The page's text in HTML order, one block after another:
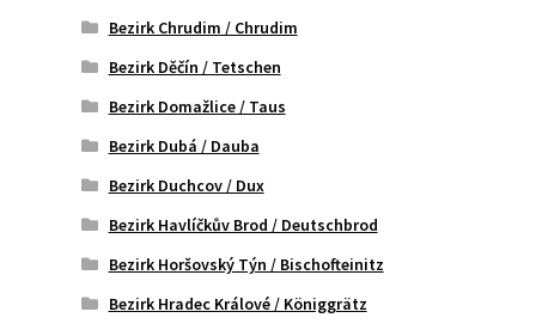
Bezirk Chrudim / Chrudim
Bezirk Děčín / Tetschen
Bezirk Domažlice / Taus
Bezirk Dubá / Dauba
Bezirk Duchcov / Dux
Bezirk Havlíčkův Brod / Deutschbrod
Bezirk Horšovský Týn / Bischofteinitz
Bezirk Hradec Králové / Königgrätz